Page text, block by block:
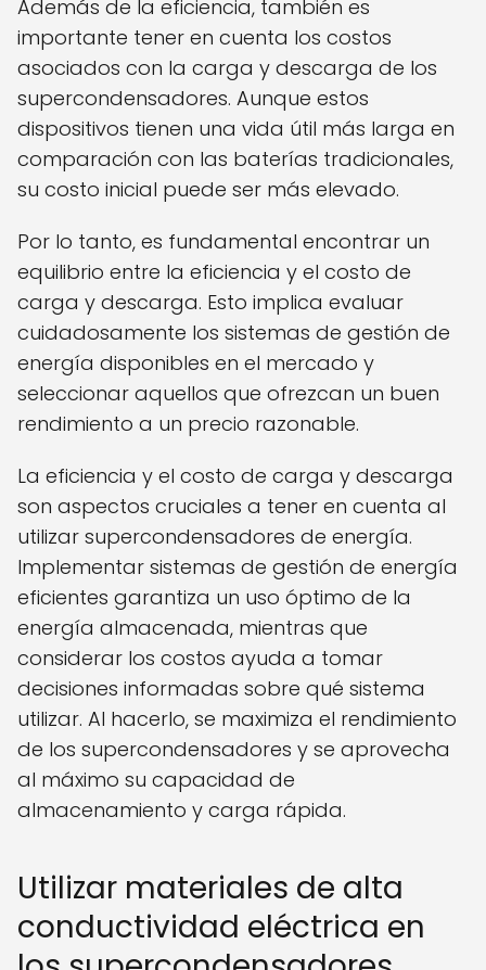
Además de la eficiencia, también es
importante tener en cuenta los costos
asociados con la carga y descarga de los
supercondensadores. Aunque estos
dispositivos tienen una vida útil más larga en
comparación con las baterías tradicionales,
su costo inicial puede ser más elevado.
Por lo tanto, es fundamental encontrar un
equilibrio entre la eficiencia y el costo de
carga y descarga. Esto implica evaluar
cuidadosamente los sistemas de gestión de
energía disponibles en el mercado y
seleccionar aquellos que ofrezcan un buen
rendimiento a un precio razonable.
La eficiencia y el costo de carga y descarga
son aspectos cruciales a tener en cuenta al
utilizar supercondensadores de energía.
Implementar sistemas de gestión de energía
eficientes garantiza un uso óptimo de la
energía almacenada, mientras que
considerar los costos ayuda a tomar
decisiones informadas sobre qué sistema
utilizar. Al hacerlo, se maximiza el rendimiento
de los supercondensadores y se aprovecha
al máximo su capacidad de
almacenamiento y carga rápida.
Utilizar materiales de alta
conductividad eléctrica en